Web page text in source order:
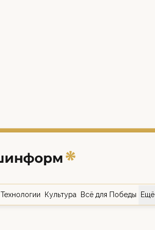
Технологии Культура Всё для Победы Ещё